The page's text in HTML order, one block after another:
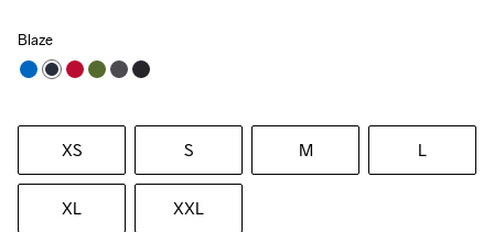
Blaze
XS S M L
XL XXL